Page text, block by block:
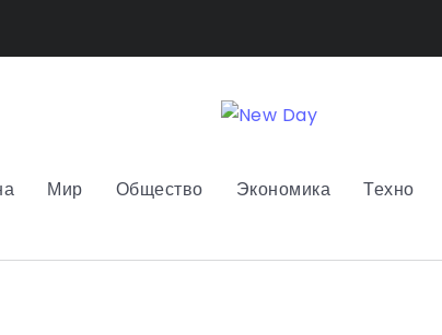
Мир Общество Экономика Техно